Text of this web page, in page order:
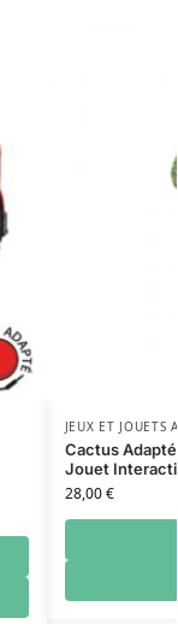
JEUX ET JOUETS
Cactus
Jouet
28,00€